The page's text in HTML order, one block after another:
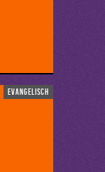
evangelisch